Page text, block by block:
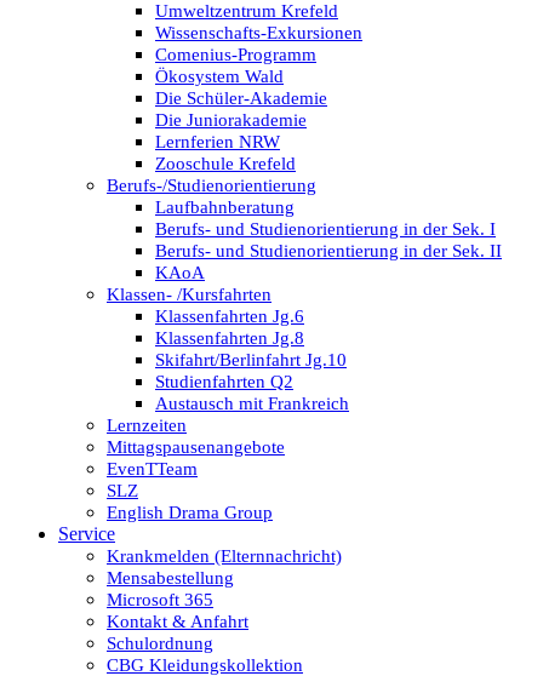
Umweltzentrum Krefeld
Wissenschafts-Exkursionen
Comenius-Programm
Ökosystem Wald
Die Schüler-Akademie
Die Juniorakademie
Lernferien NRW
Zooschule Krefeld
Berufs-/Studienorientierung
Laufbahnberatung
Berufs- und Studienorientierung in der Sek. I
Berufs- und Studienorientierung in der Sek. II
KAoA
Klassen- /Kursfahrten
Klassenfahrten Jg.6
Klassenfahrten Jg.8
Skifahrt/Berlinfahrt Jg.10
Studienfahrten Q2
Austausch mit Frankreich
Lernzeiten
Mittagspausenangebote
EvenTTeam
SLZ
English Drama Group
Service
Krankmelden (Elternnachricht)
Mensabestellung
Microsoft 365
Kontakt & Anfahrt
Schulordnung
CBG Kleidungskollektion